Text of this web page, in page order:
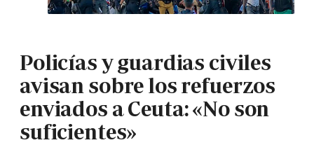
Policías y guardias civiles
avisan sobre los refuerzos
enviados a Ceuta: «No son
suficientes»